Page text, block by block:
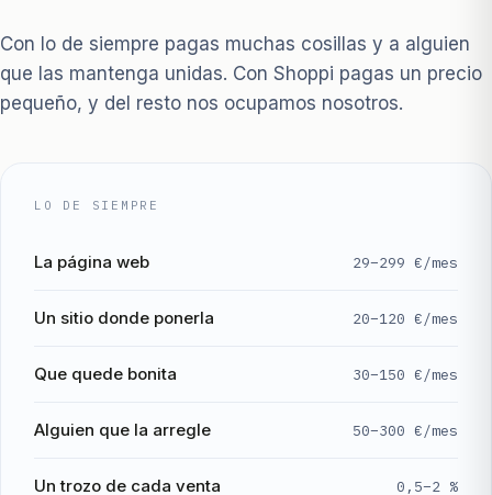
Con lo de siempre pagas muchas cosillas y a alguien
que las mantenga unidas. Con Shoppi pagas un precio
pequeño, y del resto nos ocupamos nosotros.
LO DE SIEMPRE
La página web 29–299 €/mes
Un sitio donde ponerla 20–120 €/mes
Que quede bonita 30–150 €/mes
Alguien que la arregle 50–300 €/mes
Un trozo de cada venta 0,5–2 %